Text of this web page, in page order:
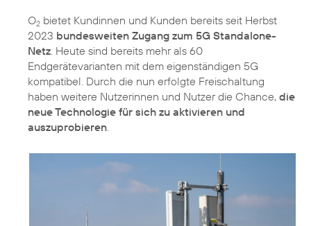
O2 bietet Kundinnen und Kunden bereits seit Herbst
2023 bundesweiten Zugang zum 5G Standalone-
Netz. Heute sind bereits mehr als 60
Endgerätevarianten mit dem eigenständigen 5G
kompatibel. Durch die nun erfolgte Freischaltung
haben weitere Nutzerinnen und Nutzer die Chance, die
neue Technologie für sich zu aktivieren und
auszuprobieren.